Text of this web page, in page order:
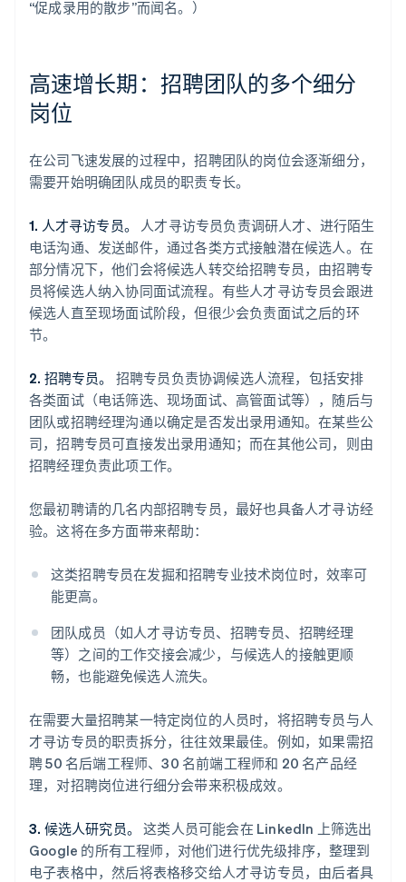
“促成录用的散步”而闻名。）
高速增长期：招聘团队的多个细分
岗位
在公司飞速发展的过程中，招聘团队的岗位会逐渐细分，
需要开始明确团队成员的职责专长。
1. 人才寻访专员。
人才寻访专员负责调研人才、进行陌生
电话沟通、发送邮件，通过各类方式接触潜在候选人。在
部分情况下，他们会将候选人转交给招聘专员，由招聘专
员将候选人纳入协同面试流程。有些人才寻访专员会跟进
候选人直至现场面试阶段，但很少会负责面试之后的环
节。
2. 招聘专员。
招聘专员负责协调候选人流程，包括安排
各类面试（电话筛选、现场面试、高管面试等），随后与
团队或招聘经理沟通以确定是否发出录用通知。在某些公
司，招聘专员可直接发出录用通知；而在其他公司，则由
招聘经理负责此项工作。
您最初聘请的几名内部招聘专员，最好也具备人才寻访经
验。这将在多方面带来帮助：
这类招聘专员在发掘和招聘专业技术岗位时，效率可
能更高。
团队成员（如人才寻访专员、招聘专员、招聘经理
等）之间的工作交接会减少，与候选人的接触更顺
畅，也能避免候选人流失。
在需要大量招聘某一特定岗位的人员时，将招聘专员与人
才寻访专员的职责拆分，往往效果最佳。例如，如果需招
聘 50 名后端工程师、30 名前端工程师和 20 名产品经
理，对招聘岗位进行细分会带来积极成效。
3. 候选人研究员。
这类人员可能会在 LinkedIn 上筛选出
Google 的所有工程师，对他们进行优先级排序，整理到
电子表格中，然后将表格移交给人才寻访专员，由后者具